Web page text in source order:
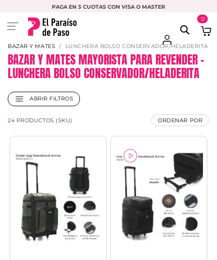
PAGA EN 3 CUOTAS CON VISA O MASTER
0
BAZAR Y MATES LUNCHERA BOLSO CONSERVADOR/HELADERITA
BAZAR Y MATES MAYORISTA PARA REVENDER –
LUNCHERA BOLSO CONSERVADOR/HELADERITA
ABRIR FILTROS
24 PRODUCTOS (SKU) ORDENAR POR